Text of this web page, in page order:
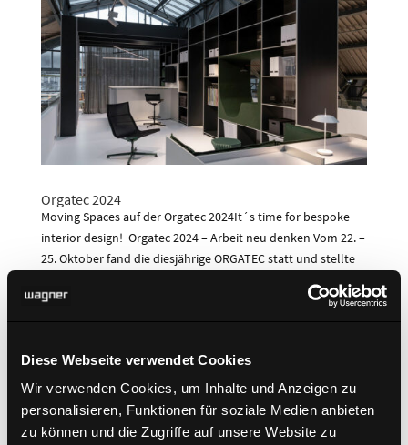
Diese Webseite verwendet Cookies
Wir verwenden Cookies, um Inhalte und Anzeigen zu
personalisieren, Funktionen für soziale Medien anbieten
zu können und die Zugriffe auf unsere Website zu
Orgatec 2024
Moving Spaces auf der Orgatec 2024It´s time for bespoke
interior design! Orgatec 2024 – Arbeit neu denken Vom 22. –
25. Oktober fand die diesjährige ORGATEC statt und stellte
Arbeitens dar – mit einem...